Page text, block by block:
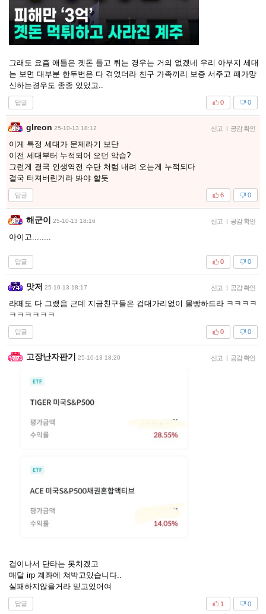
그래도 요즘 애들은 곗돈 들고 튀는 경우는 거의 없겠네 우리 아부지 세대
는 보면 대부분 한두번은 다 겪었더라 친구 가족끼리 보증 서주고 패가망
신하는경우도 종종 있었고..
답글 0
0
glreon 25-10-13 18:12 신고 | 공감 확인
이게 특정 세대가 문제라기 보단
이전 세대부터 누적되어 오던 악습?
그런게 결국 인생역전 수단 처럼 내려 오는게 누적되다
결국 터져버린거라 봐야 할듯
답글 0
6
해군이 25-10-13 18:16 신고 | 공감 확인
아이고........
답글 0
0
맛저 25-10-13 18:17 신고 | 공감 확인
라떼도 다 그랬음 근데 지금친구들은 겁대가리없이 몰빵하드라 ㅋㅋㅋㅋ
ㅋㅋㅋㅋㅋㅋ
답글 0
0
고장난자판기 25-10-13 18:20 신고 | 공감 확인
겁이나서 단타는 못치겠고
매달 irp 계좌에 쳐박고있습니다..
실패하지않을거라 믿고있어여
답글 0
1